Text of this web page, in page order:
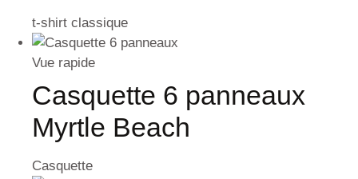
t-shirt classique
Vue rapide
Casquette 6 panneaux
Myrtle Beach
Casquette